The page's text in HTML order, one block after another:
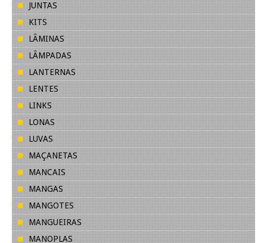
JUNTAS
KITS
LÂMINAS
LÂMPADAS
LANTERNAS
LENTES
LINKS
LONAS
LUVAS
MAÇANETAS
MANCAIS
MANGAS
MANGOTES
MANGUEIRAS
MANOPLAS